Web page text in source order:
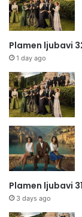
Plamen ljubavi
1 day ago
Plamen ljubavi
3 days ago